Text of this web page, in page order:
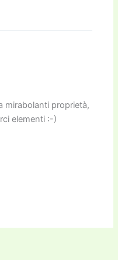
mirabolanti proprietà,
elementi :-)